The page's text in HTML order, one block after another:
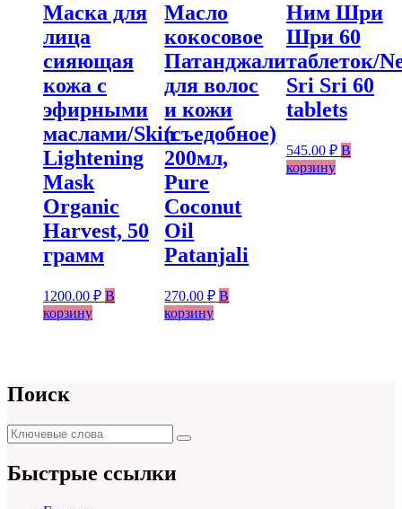
Маска для
лица
сияющая
кожа с
эфирными
маслами/Skin
Lightening
Mask
Organic
Harvest, 50
грамм
1200.00 ₽ В
корзину
Масло
кокосовое
Патанджали
для волос
и кожи
(съедобное)
200мл,
Pure
Coconut
Oil
Patanjali
270.00₽ В
корзину
Ним Шри
Шри 60
таблеток/
Sri Sri 60
tablets
545.00 ₽ В
корзину
Поиск
Поиск
для:
Поиск
Быстрые ссылки